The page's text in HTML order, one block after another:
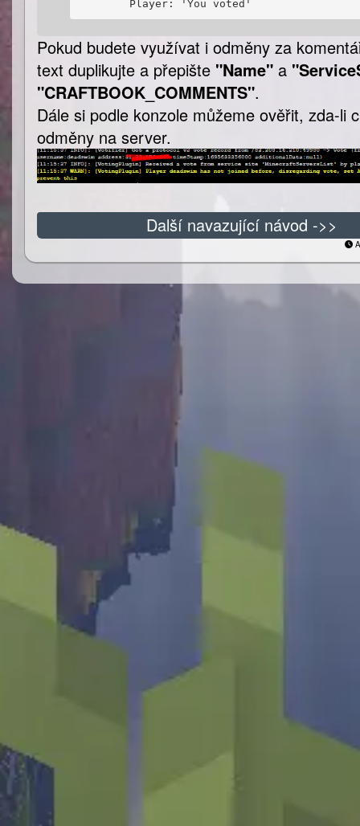
Pokud budete využívat i odměny za
text duplikujte a přepište "Name" a
"CRAFTBOOK_COMMENTS".
Dále si podle konzole můžeme ověřit, zda-li
odměny na server.
Další navazující návod ->>